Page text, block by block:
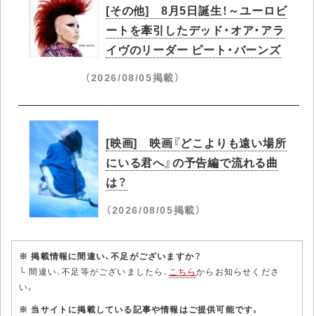
[その他] 8月5日誕生！～ユーロビ
ートを牽引したデッド・オア・アラ
イヴのリーダー ピート・バーンズ
（2026/08/05掲載）
[映画] 映画『どこよりも遠い場所
にいる君へ』の予告編で流れる曲
は？
（2026/08/05掲載）
※ 掲載情報に間違い、不足がございますか？
└ 間違い、不足等がございましたら、 こちらからお知らせくださ
い。
※ 当サイトに掲載している記事や情報はご提供可能です。